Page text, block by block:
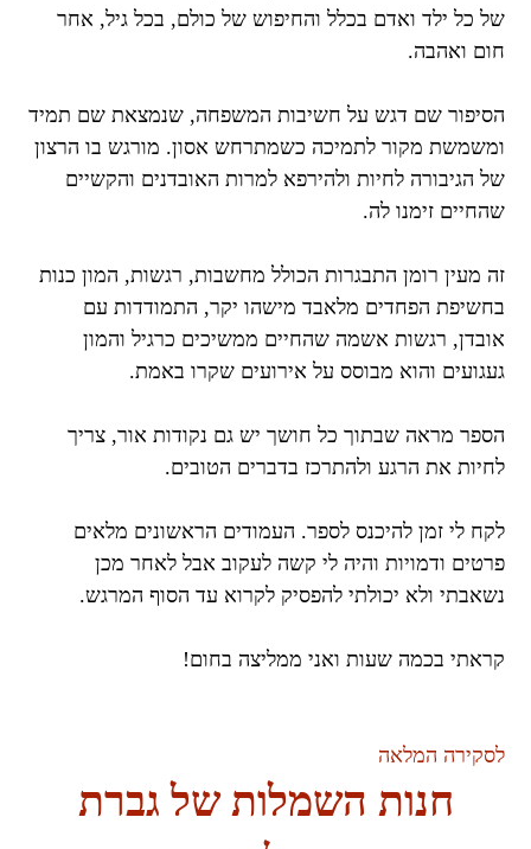
של כל ילד ואדם בכלל והחיפוש של כולם, בכל גיל, אחר
חום ואהבה.
הסיפור שם דגש על חשיבות המשפחה, שנמצאת שם תמיד
ומשמשת מקור לתמיכה כשמתרחש אסון. מורגש בו הרצון
של הגיבורה לחיות ולהירפא למרות האובדנים והקשיים
שהחיים זימנו לה.
זה מעין רומן התבגרות הכולל מחשבות, רגשות, המון כנות
בחשיפת הפחדים מלאבד מישהו יקר, התמודדות עם
אובדן, רגשות אשמה שהחיים ממשיכים כרגיל והמון
געגועים והוא מבוסס על אירועים שקרו באמת.
הספר מראה שבתוך כל חושך יש גם נקודות אור, צריך
לחיות את הרגע ולהתרכז בדברים הטובים.
לקח לי זמן להיכנס לספר. העמודים הראשונים מלאים
פרטים ודמויות והיה לי קשה לעקוב אבל לאחר מכן
נשאבתי ולא יכולתי להפסיק לקרוא עד הסוף המרגש.
קראתי בכמה שעות ואני ממליצה בחום!
לסקירה המלאה
חנות השמלות של גברת